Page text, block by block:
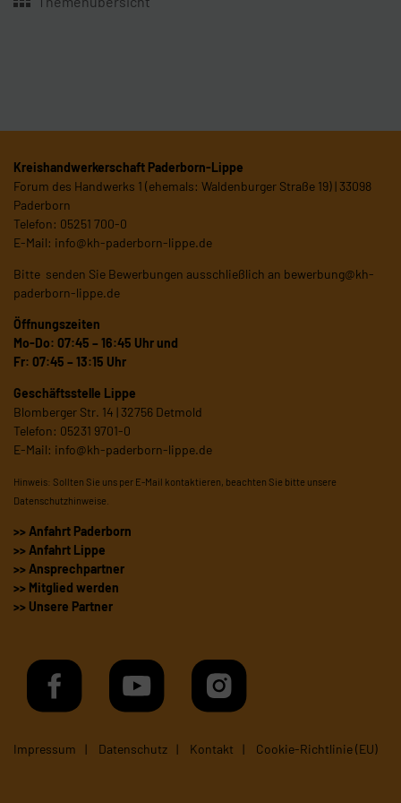
Kreishandwerkerschaft Paderborn-Lippe
Forum des Handwerks 1 (ehemals: Waldenburger Straße 19) | 33098
Paderborn
Telefon: 05251 700-0
E-Mail: info@kh-paderborn-lippe.de
Bitte senden Sie Bewerbungen ausschließlich an bewerbung@kh-
paderborn-lippe.de
Öffnungszeiten
Mo-Do: 07:45 – 16:45 Uhr und
Fr: 07:45 – 13:15 Uhr
Geschäftsstelle Lippe
Blomberger Str. 14 | 32756 Detmold
Telefon: 05231 9701-0
E-Mail: info@kh-paderborn-lippe.de
Hinweis: Sollten Sie uns per E-Mail kontaktieren, beachten Sie bitte unsere
Datenschutzhinweise
>> Anfahrt Paderborn
>> Anfahrt Lippe
>> Ansprechpartner
>> Mitglied werden
>> Unsere Partner
Impressum Datenschutz Kontakt Cookie-Richtlinie (EU)